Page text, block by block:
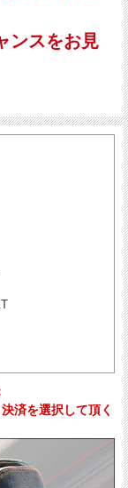
ンスをお見
済を選択して頂く